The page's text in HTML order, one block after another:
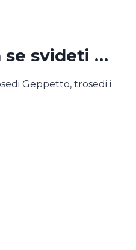
se svideti …